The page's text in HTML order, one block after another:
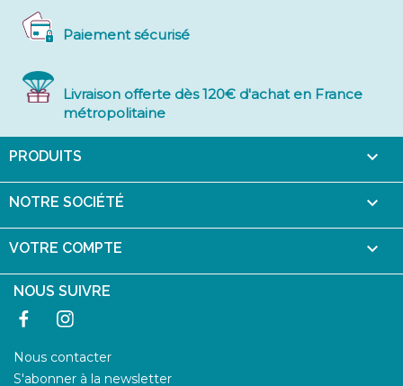
Paiement sécurisé
Livraison offerte dès 120€ d'achat en France
métropolitaine
PRODUITS 
NOTRE SOCIÉTÉ 
VOTRE COMPTE 
NOUS SUIVRE
Facebook
Nous contacter
S'abonner à la newsletter